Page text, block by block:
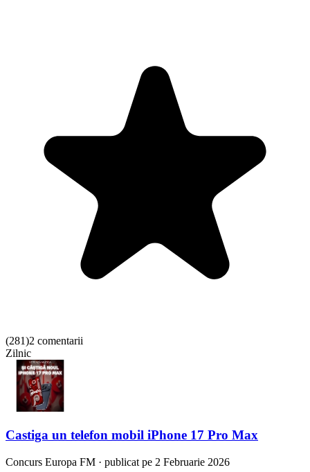
(281)2 comentarii
Zilnic
Castiga un telefon mobil iPhone 17 Pro Max
Concurs Europa FM · publicat pe 2 Februarie 2026